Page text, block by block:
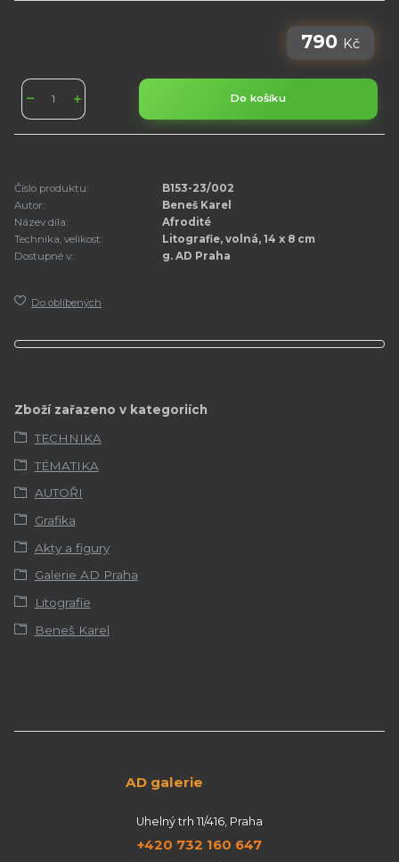
790 Kč
Do košíku
Číslo produktu:
B153-23/002
Autor:
Beneš Karel
Název díla:
Afrodité
Technika, velikost:
Litografie, volná, 14 x 8 cm
Dostupné v:
g. AD Praha
Do oblíbených
Zboží zařazeno v kategoriích
TECHNIKA
TÉMATIKA
AUTOŘI
Grafika
Akty a figury
Galerie AD Praha
Litografie
Beneš Karel
AD galerie
Uhelný trh 11/416, Praha
+420 732 160 647